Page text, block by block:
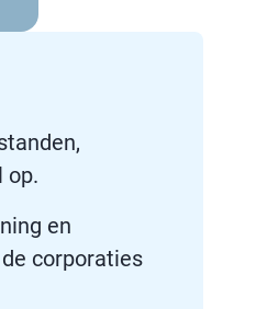
op.
en
corporaties